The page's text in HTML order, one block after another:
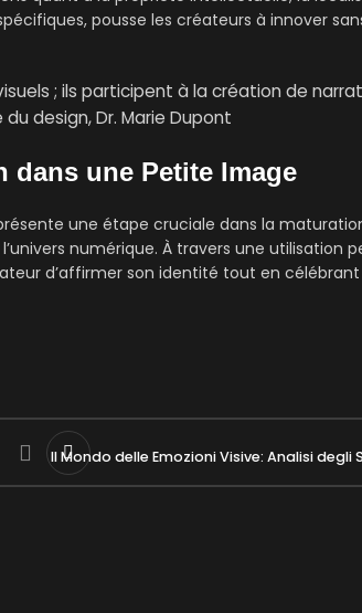
pousse les créateurs à innover
; ils participent à la création de
design, Dr. Marie Dupont
dans une Petite Image
une étape cruciale dans la
numérique. À travers une utilisation
d’affirmer son identité tout en
Il Mondo delle Emozioni Visive: Analisi